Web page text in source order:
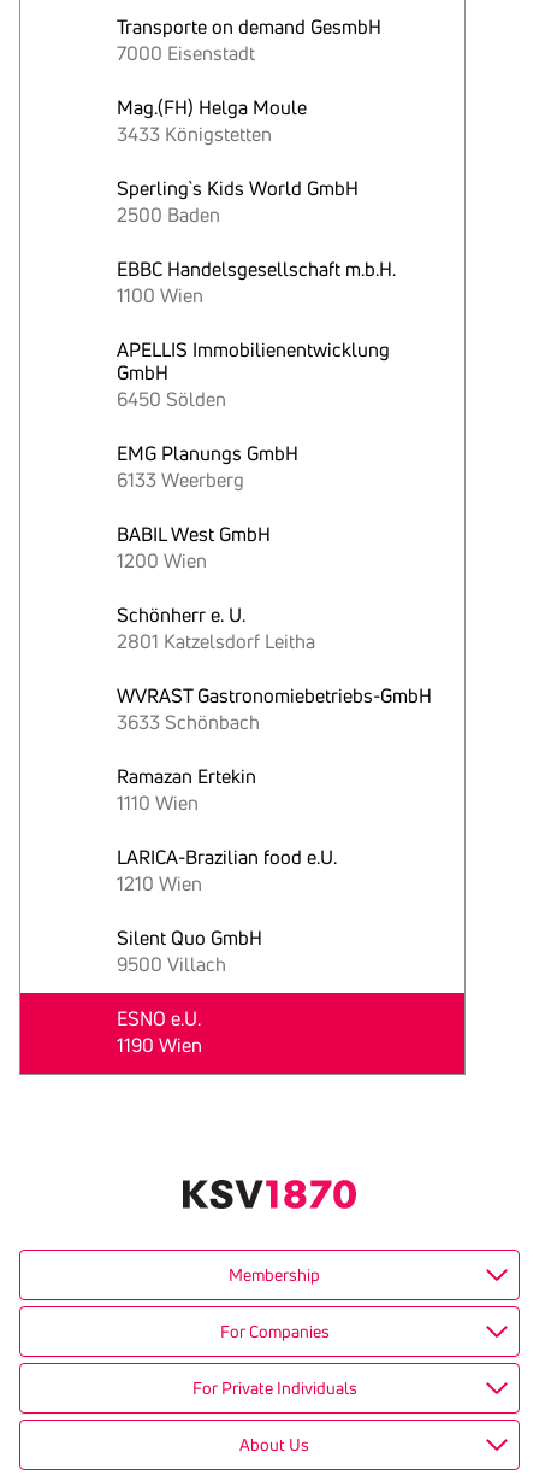
Transporte on demand GesmbH
7000 Eisenstadt
Mag.(FH) Helga Moule
3433 Königstetten
Sperling`s Kids World GmbH
2500 Baden
EBBC Handelsgesellschaft m.b.H.
1100 Wien
APELLIS Immobilienentwicklung
GmbH
6450 Sölden
EMG Planungs GmbH
6133 Weerberg
BABIL West GmbH
1200 Wien
Schönherr e. U.
2801 Katzelsdorf Leitha
WVRAST Gastronomiebetriebs-GmbH
3633 Schönbach
Ramazan Ertekin
1110 Wien
LARICA-Brazilian food e.U.
1210 Wien
Silent Quo GmbH
9500 Villach
ESNO e.U.
1190 Wien
Membership
For Companies
For Private Individuals
About Us